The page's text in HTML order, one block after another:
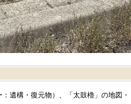
遺構・復元物）、「太鼓櫓」の地図・